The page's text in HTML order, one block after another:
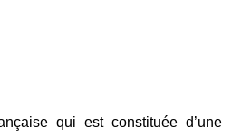
qui est constituée d’une